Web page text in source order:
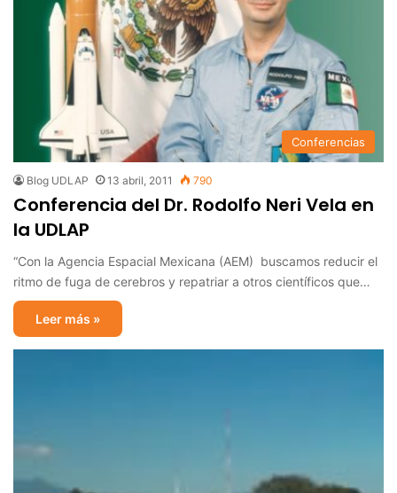
Conferencias
Blog UDLAP 13 abril, 2011 790
Conferencia del Dr. Rodolfo Neri Vela en
la UDLAP
“Con la Agencia Espacial Mexicana (AEM) buscamos reducir el
ritmo de fuga de cerebros y repatriar a otros científicos que…
Leer más »